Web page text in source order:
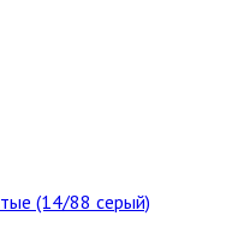
(14/88 серый)